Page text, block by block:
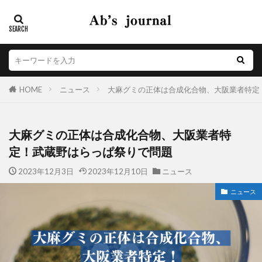
HOME ニュース 大麻グミの正体は合成化合物、大阪業者特
大麻グミの正体は合成化合物、大阪業者特
定！武蔵野はらっぱ祭りで問題
2023年12月3日 2023年12月10日 ニュース
ニュース